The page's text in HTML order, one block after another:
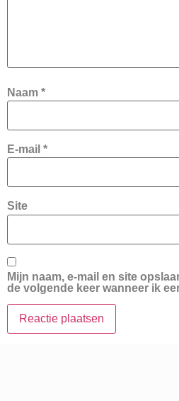
Naam *
E-mail *
Site
Mijn naam, e-mail en site
de volgende keer wanneer ik